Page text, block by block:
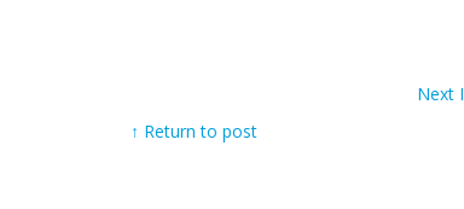
Next
↑ Return to post